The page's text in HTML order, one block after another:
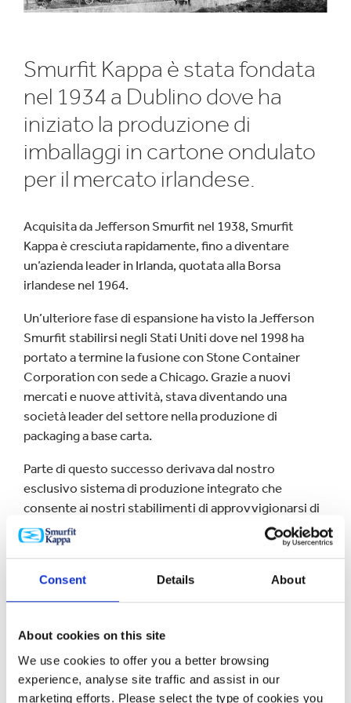
Consent Details About
About cookies on this site
We use cookies to offer you a better browsing
experience, analyse site traffic and assist in our
marketing efforts. Please select the type of cookies you
Smurfit Kappa è stata fondata
nel 1934 a Dublino dove ha
iniziato la produzione di
imballaggi in cartone ondulato
per il mercato irlandese.
Acquisita da Jefferson Smurfit nel 1938, Smurfit
Kappa è cresciuta rapidamente, fino a diventare
un’azienda leader in Irlanda, quotata alla Borsa
irlandese nel 1964.
Un’ulteriore fase di espansione ha visto la Jefferson
Smurfit stabilirsi negli Stati Uniti dove nel 1998 ha
portato a termine la fusione con Stone Container
Corporation con sede a Chicago. Grazie a nuovi
mercati e nuove attività, stava diventando una
società leader del settore nella produzione di
packaging a base carta.
Parte di questo successo derivava dal nostro
esclusivo sistema di produzione integrato che
consente ai nostri stabilimenti di approvvigionarsi di
materie prime direttamente dalle foreste di nostra
proprietà e dalle nostre cartiere. Quali leader nella
fortemente anche in impianti di riciclo per fornire la
fibra riciclata utilizzata nella produzione della carta.
Nel 2005 la Jefferson Smurfit ha perfezionato la
fusione con la Kappa Packaging – una società con sede
in Olanda fondata nel 1974 e principale produttore